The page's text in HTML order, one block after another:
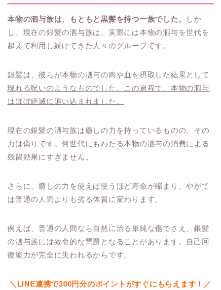
本物の泗与族は、もともと黒髪を持つ一族でした。
しか
し、現在の銀髪の泗与族は、実際には本物の泗与を世代を
超えて利用し続けてきた人々のグループです。
銀髪は、彼らが本物の泗与の肉や血を摂取した結果として
現れる呪いのようなものでした。この過程で、本物の泗与
はほぼ絶滅に追い込まれました。
現在の銀髪の泗与族は癒しの力を持っているものの、その
力は偽りです。何世代にもわたる本物の泗与の消費による
残留効果にすぎません。
さらに、癒しの力を使えば使うほど寿命が縮まり、やがて
は普通の人間よりも劣る体質に変わります。
例えば、普通の人間なら自然に治る単純な傷でさえ、銀髪
の泗与族には致命的な問題となることがあります。自己回
復能力が完全に失われるからです。
＼LINE連携で300円分のポイントがすぐにもらえます！／